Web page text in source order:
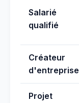
Salarié
qualifié
Créateur
d'entreprise
Projet